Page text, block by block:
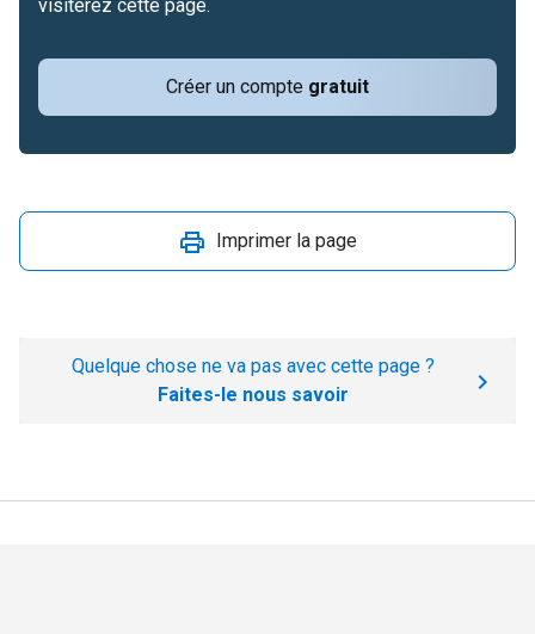
Créer un compte gratuit
visiterez cette page.
Imprimer la page
Quelque chose ne va pas avec cette page ?
Faites-le nous savoir